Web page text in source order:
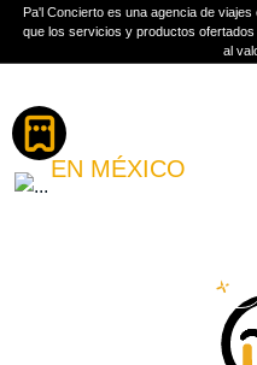
Pa'l Concierto es una agencia de
que los servicios y productos
al
JUEGO DE
EN MÉXICO
Más información